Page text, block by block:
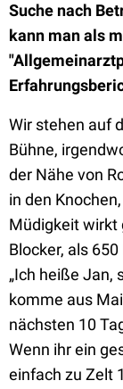
Suche nach
kann man als
Wir stehen auf
Bühne,
der Nähe von
in den
Müdigkeit wirkt
Blocker, als
„Ich heiße Jan,
komme aus
nächsten 10
Wenn ihr ein
einfach zu Zelt